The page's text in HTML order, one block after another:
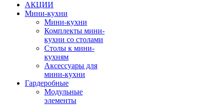
АКЦИИ
Мини-кухни
Мини-кухни
Комплекты мини-
кухни со столами
Столы к мини-
кухням
Аксессуары для
мини-кухни
Гардеробные
Модульные
элементы